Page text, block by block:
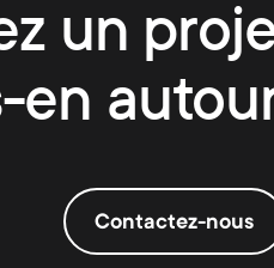
un
en
Contactez-nous